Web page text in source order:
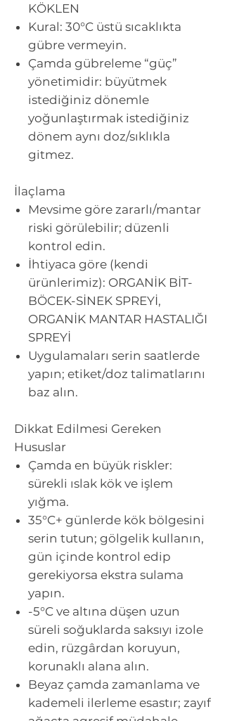
KÖKLEN
Kural: 30°C üstü sıcaklıkta
gübre vermeyin.
Çamda gübreleme “güç”
yönetimidir: büyütmek
istediğiniz dönemle
yoğunlaştırmak istediğiniz
dönem aynı doz/sıklıkla
gitmez.
İlaçlama
Mevsime göre zararlı/mantar
riski görülebilir; düzenli
kontrol edin.
İhtiyaca göre (kendi
ürünlerimiz): ORGANİK BİT-
BÖCEK-SİNEK SPREYİ,
ORGANİK MANTAR HASTALIĞI
SPREYİ
Uygulamaları serin saatlerde
yapın; etiket/doz talimatlarını
baz alın.
Dikkat Edilmesi Gereken
Hususlar
Çamda en büyük riskler:
sürekli ıslak kök ve işlem
yığma.
35°C+ günlerde kök bölgesini
serin tutun; gölgelik kullanın,
gün içinde kontrol edip
gerekiyorsa ekstra sulama
yapın.
-5°C ve altına düşen uzun
süreli soğuklarda saksıyı izole
edin, rüzgârdan koruyun,
korunaklı alana alın.
Beyaz çamda zamanlama ve
kademeli ilerleme esastır; zayıf